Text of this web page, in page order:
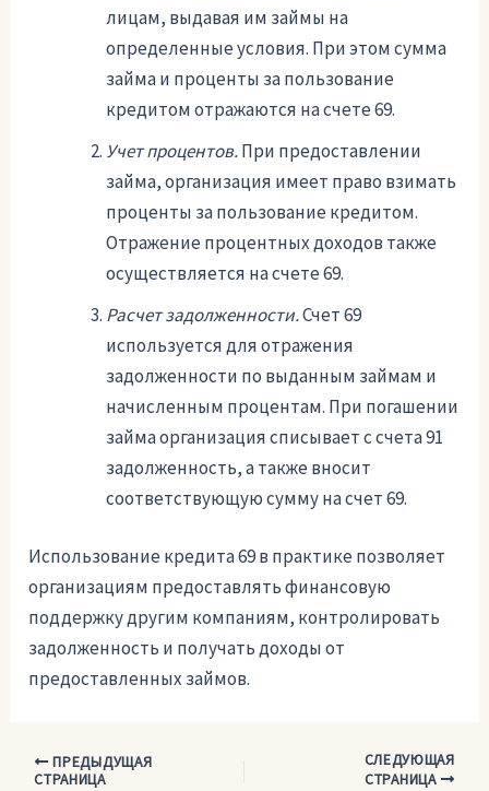
лицам, выдавая им займы на
определенные условия. При этом сумма
займа и проценты за пользование
кредитом отражаются на счете 69.
Учет процентов.При предоставлении
займа, организация имеет право взимать
проценты за пользование кредитом.
Отражение процентных доходов также
осуществляется на счете 69.
Расчет задолженности.Счет 69
используется для отражения
задолженности по выданным займам и
начисленным процентам. При погашении
займа организация списывает с счета 91
задолженность, а также вносит
соответствующую сумму на счет 69.
Использование кредита 69 в практике позволяет
организациям предоставлять финансовую
поддержку другим компаниям, контролировать
задолженность и получать доходы от
предоставленных займов.
Навигация
ПРЕДЫДУЩАЯ
СТРАНИЦА
СЛЕДУЮЩАЯ
СТРАНИЦА